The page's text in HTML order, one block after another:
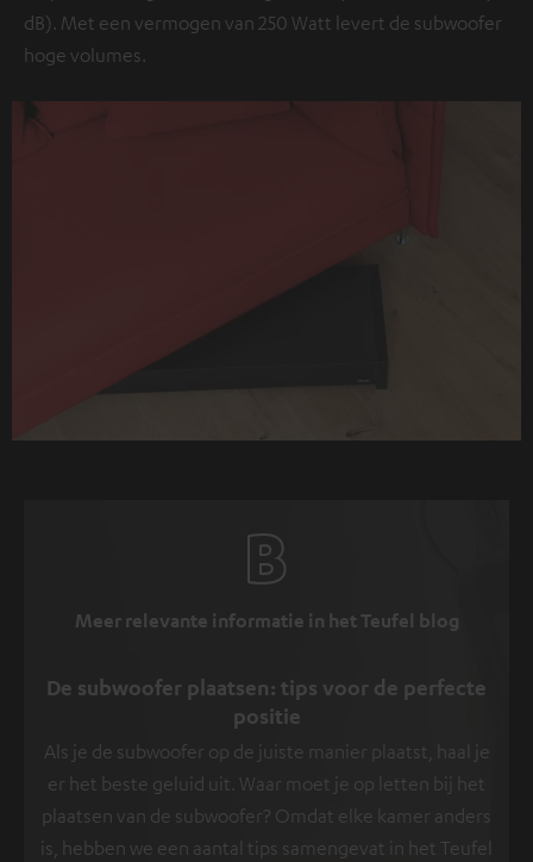
dB). Met een vermogen van 250 Watt levert de subwoofer
hoge volumes.
Meer relevante informatie in het Teufel blog
De subwoofer plaatsen: tips voor de perfecte
positie
Als je de subwoofer op de juiste manier plaatst, haal je
er het beste geluid uit. Waar moet je op letten bij het
plaatsen van de subwoofer? Omdat elke kamer anders
is, hebben we een aantal tips samengevat in het Teufel